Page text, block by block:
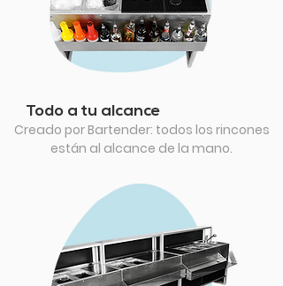
Todo a tu alcance
Creado por Bartender: todos los rincones
están al alcance de la mano.